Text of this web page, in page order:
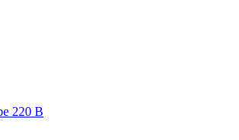
220 В